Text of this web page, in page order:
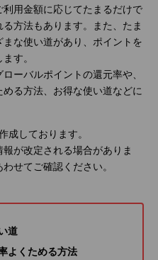
用金額に応じてたまるだけで
方法もあります。また、たま
な使い道があり、ポイントを
す。
ーバルポイントの還元率や、
る方法、お得な使い道などに
成しております。
が改定される場合がありま
わせてご確認ください。
道
よくためる方法